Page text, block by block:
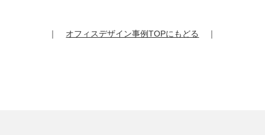
提供記録の開示を請求することができます。
｜ オフィスデザイン事例TOPにもどる ｜